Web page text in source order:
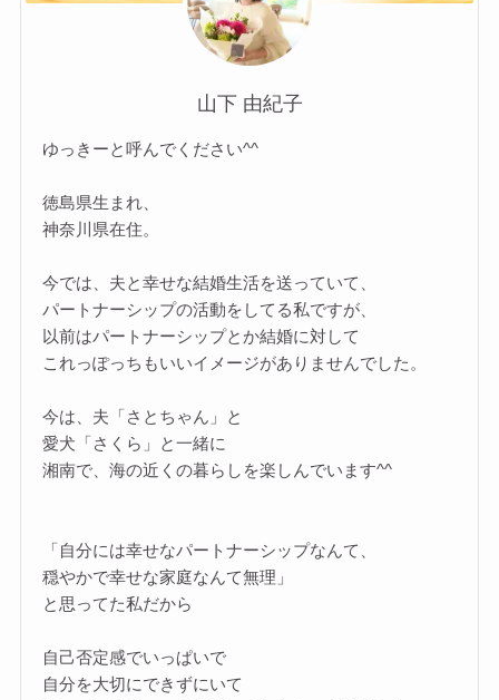
山下 由紀子
ゆっきーと呼んでください^^
徳島県生まれ、
神奈川県在住。
今では、夫と幸せな結婚生活を送っていて、
パートナーシップの活動をしてる私ですが、
以前はパートナーシップとか結婚に対して
これっぽっちもいいイメージがありませんでした。
今は、夫「さとちゃん」と
愛犬「さくら」と一緒に
湘南で、海の近くの暮らしを楽しんでいます^^
「自分には幸せなパートナーシップなんて、
穏やかで幸せな家庭なんて無理」
と思ってた私だから
自己否定感でいっぱいで
自分を大切にできずにいて